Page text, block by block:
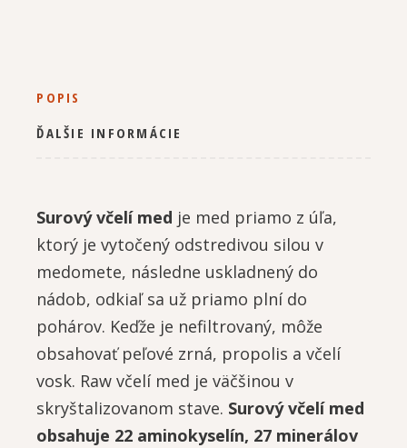
POPIS
ĎALŠIE INFORMÁCIE
Surový včelí med je med priamo z úľa,
ktorý je vytočený odstredivou silou v
medomete, následne uskladnený do
nádob, odkiaľ sa už priamo plní do
pohárov. Keďže je nefiltrovaný, môže
obsahovať peľové zrná, propolis a včelí
vosk. Raw včelí med je väčšinou v
skryštalizovanom stave. Surový včelí med
obsahuje 22 aminokyselín, 27 minerálov